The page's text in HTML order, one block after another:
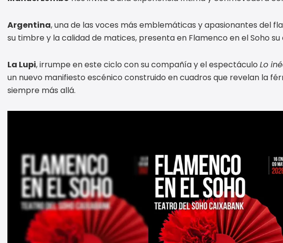
Argentina, una de las voces más emblemáticas y apasionantes del
su timbre y la calidad de matices, presenta en Flamenco en el Soho
La Lupi, irrumpe en este ciclo con su compañía y el espectáculo Lo
un nuevo manifiesto escénico construido en cuadros que revelan la
siempre más allá.